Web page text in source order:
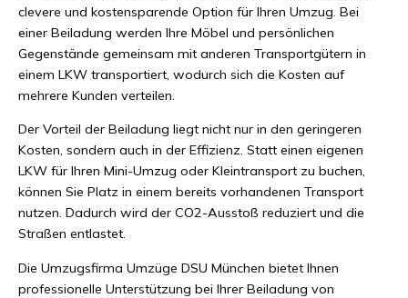
clevere und kostensparende Option für Ihren Umzug. Bei
einer Beiladung werden Ihre Möbel und persönlichen
Gegenstände gemeinsam mit anderen Transportgütern in
einem LKW transportiert, wodurch sich die Kosten auf
mehrere Kunden verteilen.
Der Vorteil der Beiladung liegt nicht nur in den geringeren
Kosten, sondern auch in der Effizienz. Statt einen eigenen
LKW für Ihren Mini-Umzug oder Kleintransport zu buchen,
können Sie Platz in einem bereits vorhandenen Transport
nutzen. Dadurch wird der CO2-Ausstoß reduziert und die
Straßen entlastet.
Die Umzugsfirma Umzüge DSU München bietet Ihnen
professionelle Unterstützung bei Ihrer Beiladung von